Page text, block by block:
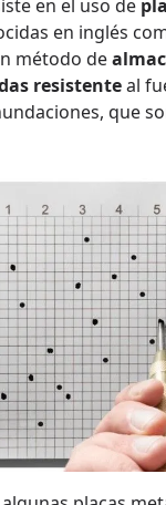
en el uso de
en inglés
método de
resistenteal
que